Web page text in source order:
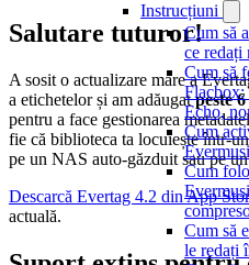
Instrucțiuni
Cum să
ce redați
Cum să
Flacbox:
Echo,
Cum
Cum
Cum să
le redați
Salutare tuturor!
A sosit o actualizare mare a
a etichetelor și am adăugatpeste
pentru a face gestionarea
fie că biblioteca ta locuiește într-
pe un NAS auto-găzduit sau pe
Descarcă Evertag 4.2 din App
actuală.